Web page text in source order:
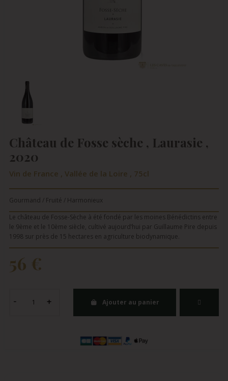
Château de Fosse sèche , Laurasie ,
2020
Vin de France , Vallée de la Loire , 75cl
Gourmand / Fruité / Harmonieux
Le château de Fosse-Sèche à été fondé par les moines Bénédictins entre
le 9ème et le 10ème siècle, cultivé aujourd’hui par Guillaume Pire depuis
1998 sur près de 15 hectares en agriculture biodynamique.
56 €
Ajouter au panier